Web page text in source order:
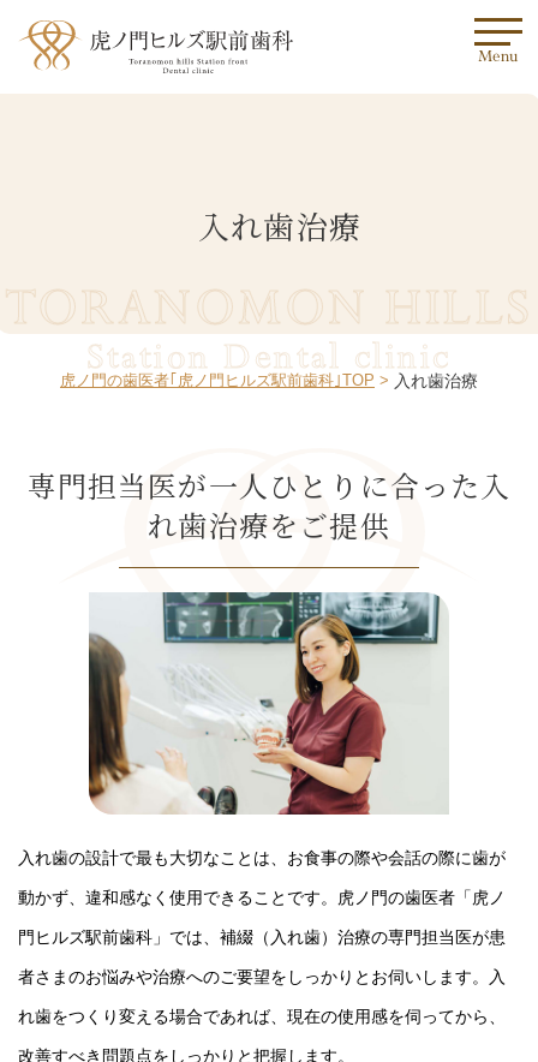
Menu
入れ歯治療
TORANOMON HILLS
Station Dental clinic
虎ノ門の歯医者｢虎ノ門ヒルズ駅前歯科｣TOP 入れ歯治療
専門担当医が一人ひとりに合った入
れ歯治療をご提供
入れ歯の設計で最も大切なことは、お食事の際や会話の際に歯が
動かず、違和感なく使用できることです。虎ノ門の歯医者「虎ノ
門ヒルズ駅前歯科」では、補綴（入れ歯）治療の専門担当医が患
者さまのお悩みや治療へのご要望をしっかりとお伺いします。入
れ歯をつくり変える場合であれば、現在の使用感を伺ってから、
改善すべき問題点をしっかりと把握します。